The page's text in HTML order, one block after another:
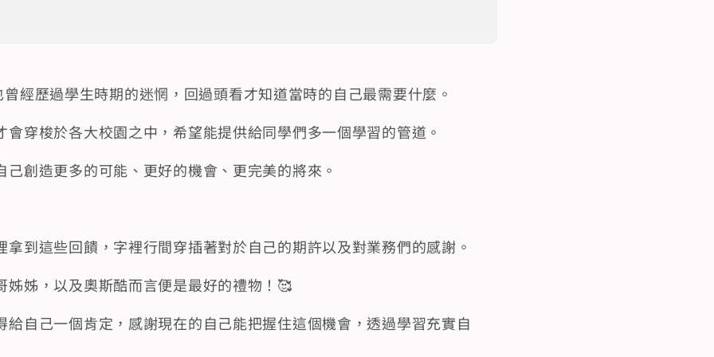
經歷過學生時期的迷惘，回過頭看才知道當時的自己最需要什麼。
會穿梭於各大校園之中，希望能提供給同學們多一個學習的管道。
己創造更多的可能、更好的機會、更完美的將來。
拿到這些回饋，字裡行間穿插著對於自己的期許以及對業務們的感謝。
姊姊，以及奧斯酷而言便是最好的禮物！🥰
給自己一個肯定，感謝現在的自己能把握住這個機會，透過學習充實自